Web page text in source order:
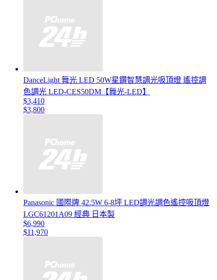
DanceLight 舞光 LED 50W星鑽智慧調光吸頂燈 遙控調
色調光 LED-CES50DM【舞光-LED】
$3,410
$3,800
Panasonic 國際牌 42.5W 6-8坪 LED調光調色遙控吸頂燈
LGC61201A09 經典 日本製
$6,990
$11,970